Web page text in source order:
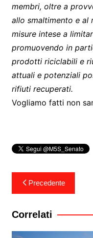
membri, oltre a
allo smaltimento e al
misure intese a
promuovendo in
prodotti riciclabili e
attuali e potenziali
rifiuti recuperati.
Vogliamo fatti non
Navigazione
articoli
Precedente
Correlati